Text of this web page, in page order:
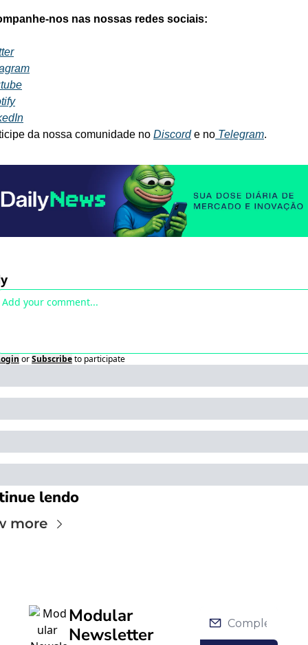
nos nas nossas redes sociais:
da nossa comunidade no Discord e no Telegram.
orSubscribeto participate
lendo
more
Modular
Newsletter